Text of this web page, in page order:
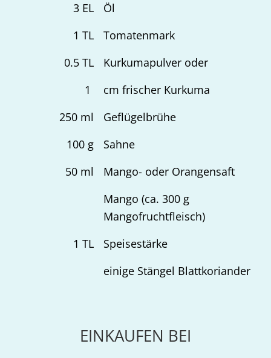
3EL
Öl
1 TL
Tomatenmark
0.5TL
Kurkumapulver oder
1
cm frischer Kurkuma
250ml
Geflügelbrühe
100g
Sahne
50ml
Mango- oder Orangensaft
Mango (ca. 300 g
Mangofruchtfleisch)
1 TL
Speisestärke
einige Stängel Blattkoriander
EINKAUFEN BEI